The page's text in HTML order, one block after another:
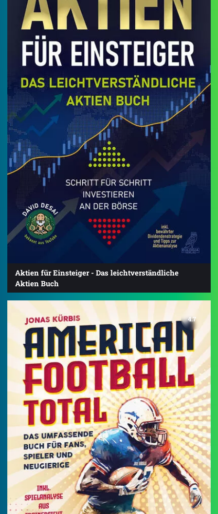
Aktien für Einsteiger - Das leichtverständliche
Aktien Buch
4.7